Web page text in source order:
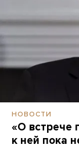
НОВОСТИ
«О встрече
к ней пока